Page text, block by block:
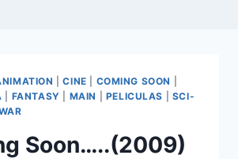
|CINE COMING SOON
FANTASY MAIN PELICULAS
SCI-
Soon…..(2009)